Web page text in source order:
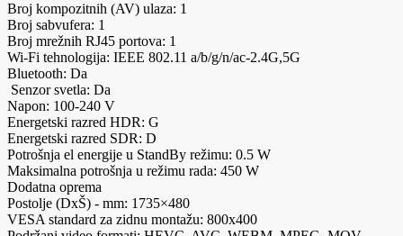
Broj kompozitnih (AV) ulaza: 1
Broj sabvufera: 1
Broj mrežnih RJ45 portova: 1
Wi-Fi tehnologija: IEEE 802.11 a/b/g/n/ac-2.4G,5G
Bluetooth: Da
Senzor svetla: Da
Napon: 100-240 V
Energetski razred HDR: G
Energetski razred SDR: D
Potrošnja el energije u StandBy režimu: 0.5 W
Maksimalna potrošnja u režimu rada: 450 W
Dodatna oprema
Postolje (DxŠ) - mm: 1735×480
VESA standard za zidnu montažu: 800x400